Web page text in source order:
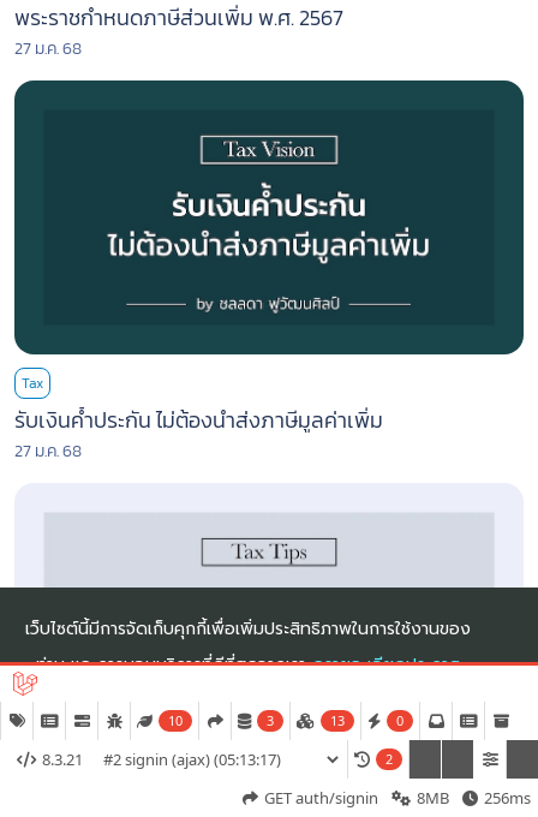
พระราชกำหนดภาษีส่วนเพิ่ม พ.ศ. 2567
27 ม.ค. 68
Tax
รับเงินค้ำประกัน ไม่ต้องนำส่งภาษีมูลค่าเพิ่ม
27 ม.ค. 68
เว็บไซต์นี้มีการจัดเก็บคุกกี้เพื่อเพิ่มประสิทธิภาพในการใช้งานของ
ท่าน และการมอบบริการที่ดีที่สุดจากเราดูรายละเอียดประกาศ
ความเป็นส่วนตัว
ตั้งค่าคุกกี้ ยินยอมทั้งหมด
10 3 13 0
2
8.3.21
256ms
8MB
GET auth/signin